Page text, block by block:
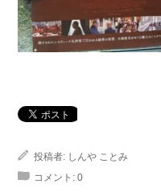
投稿者: しんや ことみ
コメント: 0